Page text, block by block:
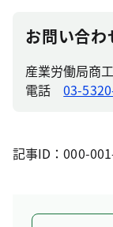
お問い合わ
産業労働局商
電話03-
記事ID：000-